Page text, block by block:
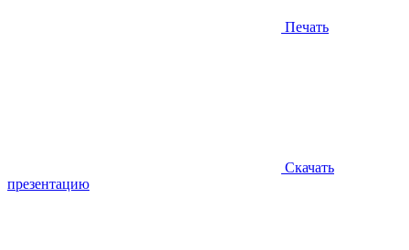
Печать
Скачать
презентацию